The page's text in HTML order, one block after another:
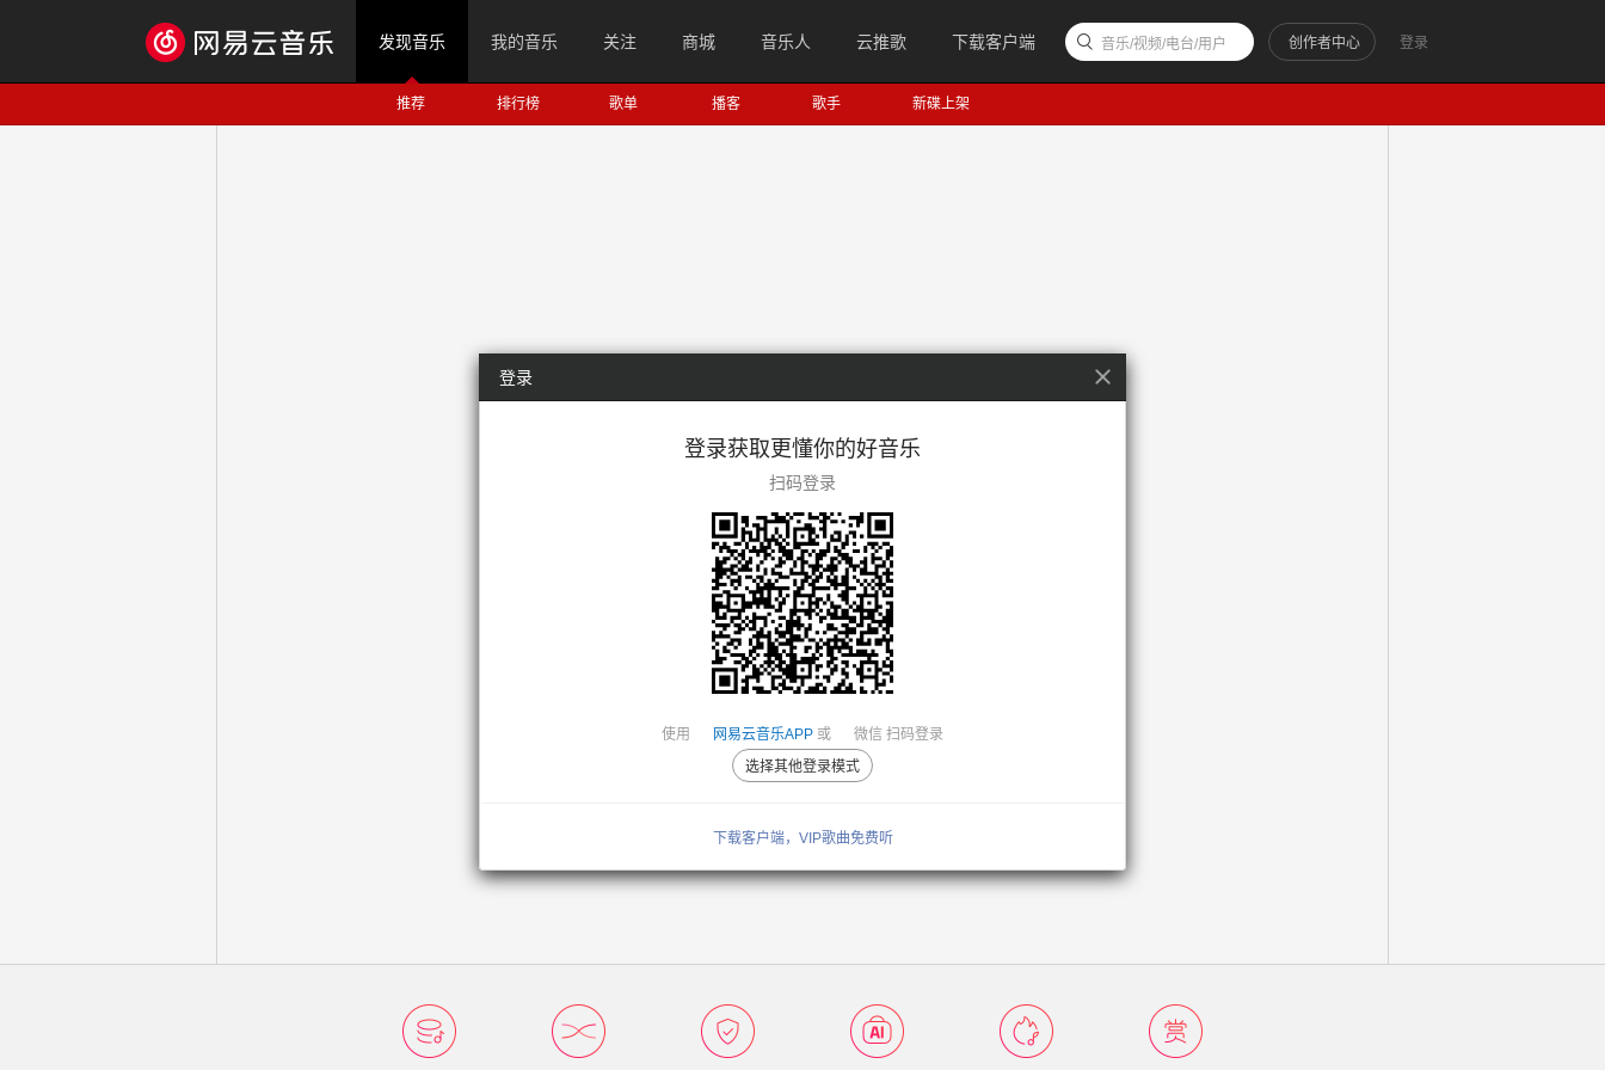
发现音乐 我的音乐 关注 商城 音乐人 云推歌 下载客户端 登录
创作者中心
音乐/视频/电台/用户
推荐 排行榜 歌单 播客 歌手 新碟上架
登录
登录获取更懂你的好音乐
扫码登录
使用 网易云音乐APP 或 微信 扫码登录
选择其他登录模式
下载客户端，VIP歌曲免费听